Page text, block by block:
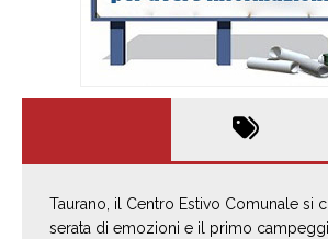
Taurano, il Centro Estivo Comunale si
serata di emozioni e il primo